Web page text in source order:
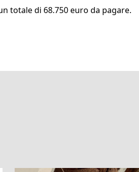
totale di 68.750 euro da pagare.